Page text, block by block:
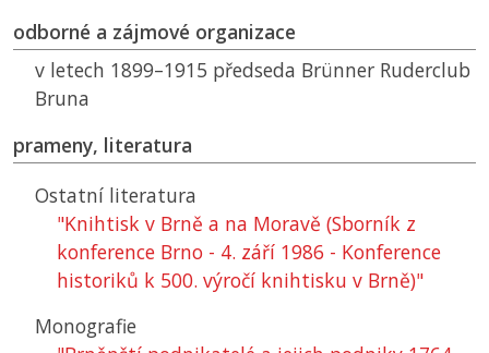
odborné a zájmové organizace
v letech 1899–1915 předseda Brünner Ruderclub
Bruna
prameny, literatura
Ostatní literatura
"Knihtisk v Brně a na Moravě (Sborník z
konference Brno - 4. září 1986 - Konference
historiků k 500. výročí knihtisku v Brně)"
Monografie